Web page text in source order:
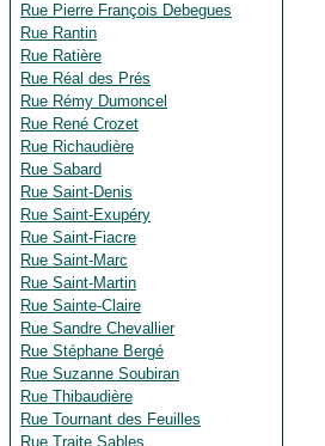
Rue Pierre François Debegues
Rue Rantin
Rue Ratière
Rue Réal des Prés
Rue Rémy Dumoncel
Rue René Crozet
Rue Richaudière
Rue Sabard
Rue Saint-Denis
Rue Saint-Exupéry
Rue Saint-Fiacre
Rue Saint-Marc
Rue Saint-Martin
Rue Sainte-Claire
Rue Sandre Chevallier
Rue Stéphane Bergé
Rue Suzanne Soubiran
Rue Thibaudière
Rue Tournant des Feuilles
Rue Traite Sables